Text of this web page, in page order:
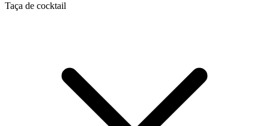
Taça de cocktail